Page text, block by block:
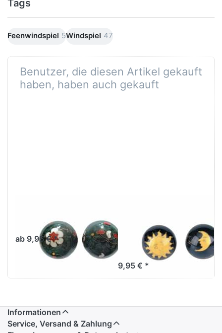
Tags
Feenwindspiel 5Windspiel 47
Benutzer, die diesen Artikel gekauft
haben, haben auch gekauft
Blume
ab 9,95 € *
dunkelblau ø 40
9,95 € *
Informationen
Service, Versand & Zahlung